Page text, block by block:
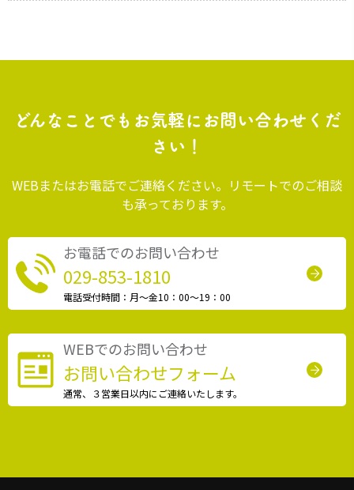
どんなことでもお気軽にお問い合わせくだ
さい！
WEBまたはお電話でご連絡ください。リモートでのご相談
も承っております。
お電話でのお問い合わせ
029-853-1810
電話受付時間：月〜金10：00〜19：00
WEBでのお問い合わせ
お問い合わせフォーム
通常、３営業日以内にご連絡いたします。